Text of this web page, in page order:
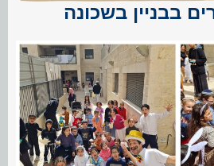
בבניין בשכונה